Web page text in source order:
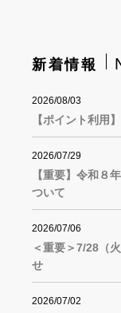
新着情報
2026/08/03
【ポイント利用
2026/07/29
【重要】令和８
ついて
2026/07/06
＜重要＞7/28（
せ
2026/07/02